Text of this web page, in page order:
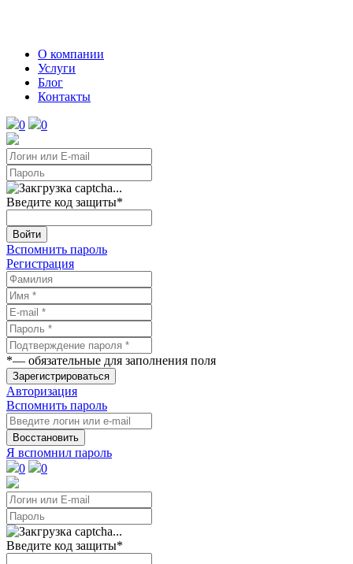
О компании
Услуги
Блог
Контакты
0 0
Введите код защиты*
Войти
Вспомнить пароль
Регистрация
*— обязательные для заполнения поля
Зарегистрироваться
Авторизация
Вспомнить пароль
Восстановить
Я вспомнил пароль
0
0
Введите код защиты*